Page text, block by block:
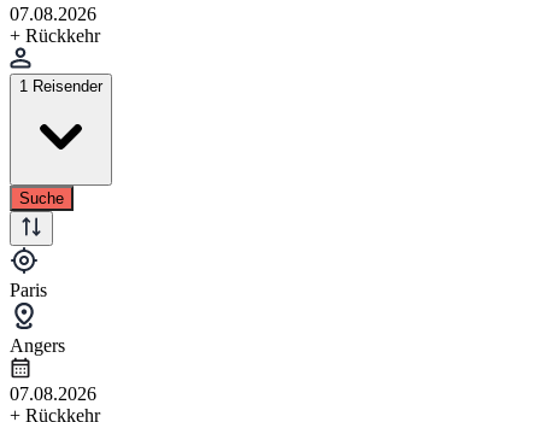
07.08.2026
+ Rückkehr
1 Reisender
Suche
Paris
Angers
07.08.2026
+ Rückkehr